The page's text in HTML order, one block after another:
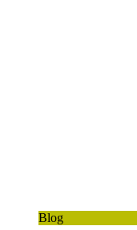
Blog